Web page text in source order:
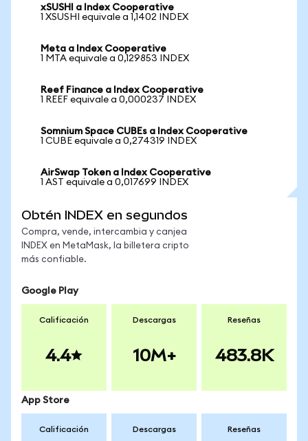
xSUSHI a Index Cooperative
1 XSUSHI equivale a 1,1402 INDEX
Meta a Index Cooperative
1 MTA equivale a 0,129853 INDEX
Reef Finance a Index Cooperative
1 REEF equivale a 0,000237 INDEX
Somnium Space CUBEs a Index Cooperative
1 CUBE equivale a 0,274319 INDEX
AirSwap Token a Index Cooperative
1 AST equivale a 0,017699 INDEX
Obtén INDEX en segundos
Compra, vende, intercambia y canjea
INDEX en MetaMask, la billetera cripto
más confiable.
Google Play
Calificación
4.4
Descargas
10M+
Reseñas
483.8K
App Store
Calificación Descargas Reseñas